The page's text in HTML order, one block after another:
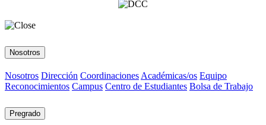
Nosotros
Nosotros Dirección Coordinaciones Académicas/os Equipo
Reconocimientos Campus Centro de Estudiantes Bolsa de Trabajo
Pregrado